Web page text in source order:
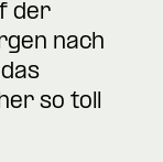
der
nach
so toll